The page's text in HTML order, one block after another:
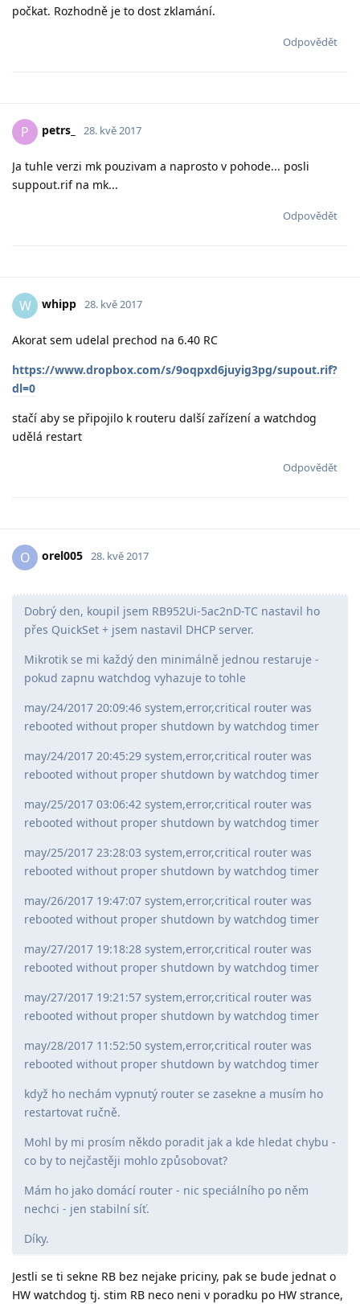
počkat. Rozhodně je to dost zklamání.
Odpovědět
P petrs_ 28. kvě 2017
Ja tuhle verzi mk pouzivam a naprosto v pohode... posli
suppout.rif na mk...
Odpovědět
W whipp 28. kvě 2017
Akorat sem udelal prechod na 6.40 RC
https://www.dropbox.com/s/9oqpxd6juyig3pg/supout.rif?
dl=0
stačí aby se připojilo k routeru další zařízení a watchdog
udělá restart
Odpovědět
O orel005 28. kvě 2017
Dobrý den, koupil jsem RB952Ui-5ac2nD-TC nastavil ho
přes QuickSet + jsem nastavil DHCP server.
Mikrotik se mi každý den minimálně jednou restaruje -
pokud zapnu watchdog vyhazuje to tohle
may/24/2017 20:09:46 system,error,critical router was
rebooted without proper shutdown by watchdog timer
may/24/2017 20:45:29 system,error,critical router was
rebooted without proper shutdown by watchdog timer
may/25/2017 03:06:42 system,error,critical router was
rebooted without proper shutdown by watchdog timer
may/25/2017 23:28:03 system,error,critical router was
rebooted without proper shutdown by watchdog timer
may/26/2017 19:47:07 system,error,critical router was
rebooted without proper shutdown by watchdog timer
may/27/2017 19:18:28 system,error,critical router was
rebooted without proper shutdown by watchdog timer
may/27/2017 19:21:57 system,error,critical router was
rebooted without proper shutdown by watchdog timer
may/28/2017 11:52:50 system,error,critical router was
rebooted without proper shutdown by watchdog timer
když ho nechám vypnutý router se zasekne a musím ho
restartovat ručně.
Mohl by mi prosím někdo poradit jak a kde hledat chybu -
co by to nejčastěji mohlo způsobovat?
Mám ho jako domácí router - nic speciálního po něm
nechci - jen stabilní síť.
Díky.
Jestli se ti sekne RB bez nejake priciny, pak se bude jednat o
HW watchdog tj. stim RB neco neni v poradku po HW strance,